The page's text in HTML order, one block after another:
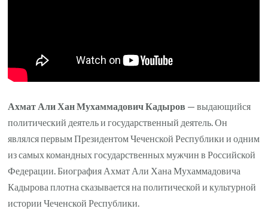
Ахмат Али Хан Мухаммадович Кадыров — выдающийся
политический деятель и государственный деятель. Он
являлся первым Президентом Чеченской Республики и одним
из самых командных государственных мужчин в Российской
Федерации. Биография Ахмат Али Хана Мухаммадовича
Кадырова плотна сказывается на политической и культурной
истории Чеченской Республики.